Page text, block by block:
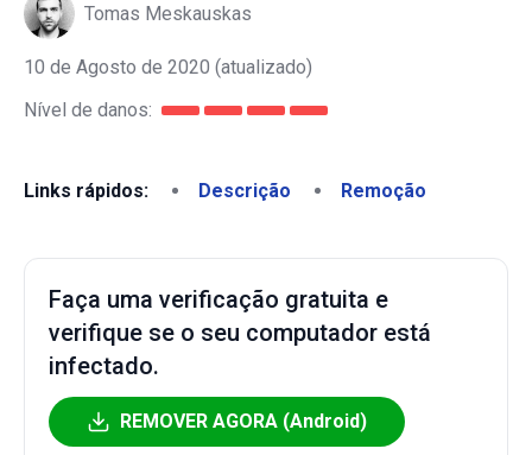
Tomas Meskauskas
10 de Agosto de 2020 (atualizado)
Nível de danos:
Links rápidos: Descrição Remoção
Faça uma verificação gratuita e
verifique se o seu computador está
infectado.
REMOVER AGORA (Android)